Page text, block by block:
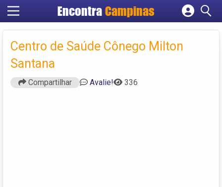
Encontra Campinas
Cadastrar empresa
Criar conta
Centro de Saúde Cônego Milton
Santana
Compartilhar Avalie! 336